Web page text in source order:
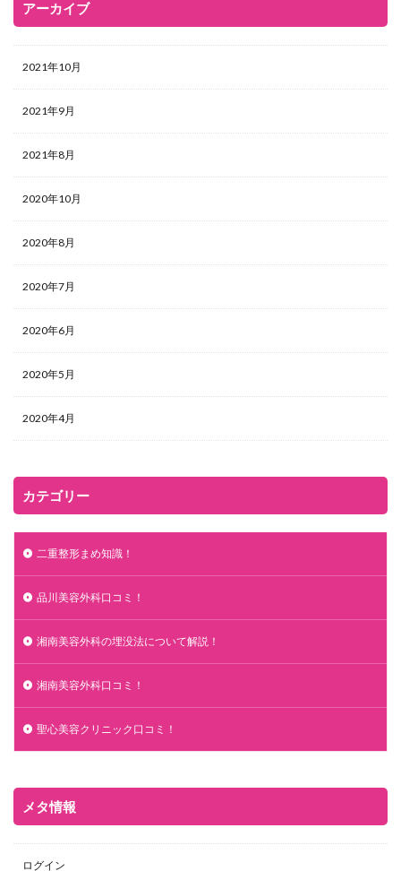
アーカイブ
2021年10月
2021年9月
2021年8月
2020年10月
2020年8月
2020年7月
2020年6月
2020年5月
2020年4月
カテゴリー
二重整形まめ知識！
品川美容外科口コミ！
湘南美容外科の埋没法について解説！
湘南美容外科口コミ！
聖心美容クリニック口コミ！
メタ情報
ログイン